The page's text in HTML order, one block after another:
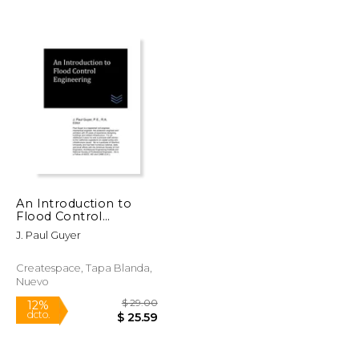
6%
dcto.
An Introduction to
Flood Control
Engineering
J. Paul Guyer
Createspace, Tapa Blanda,
Nuevo